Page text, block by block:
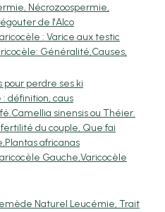
Nécrozoospermie,
de l'Alco
: Varice aux testic
Généralité,Causes,
pour perdre ses ki
définition, caus
Camellia sinensis ou Théier.
du couple, Que fai
Plantas africanas
Gauche,Varicocèle
Naturel Leucémie, Trait